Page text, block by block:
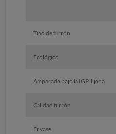
Tipo de turrón
Ecológico
Amparado bajo la IGP Jijona
Calidad turrón
Envase